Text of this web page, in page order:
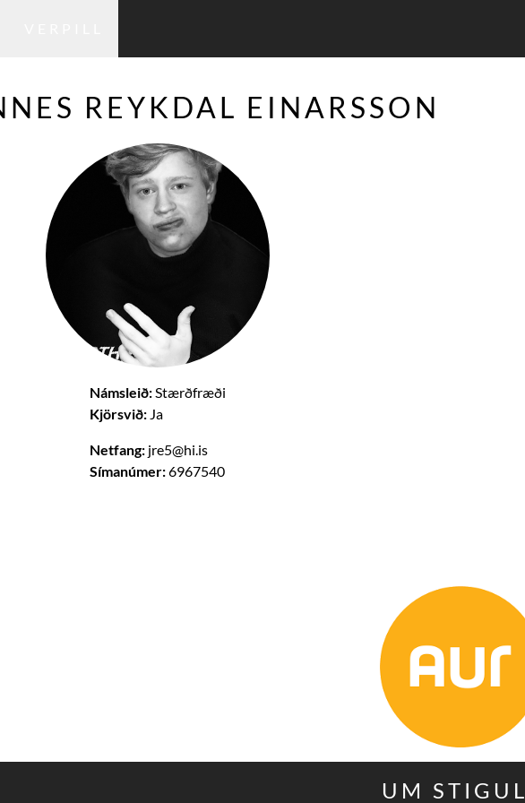
REYKDAL EINARSSON
Námsleið:Stærðfræði
Kjörsvið: Ja
Netfang: jre5@hi.is
Símanúmer:6967540
UM STIGUL